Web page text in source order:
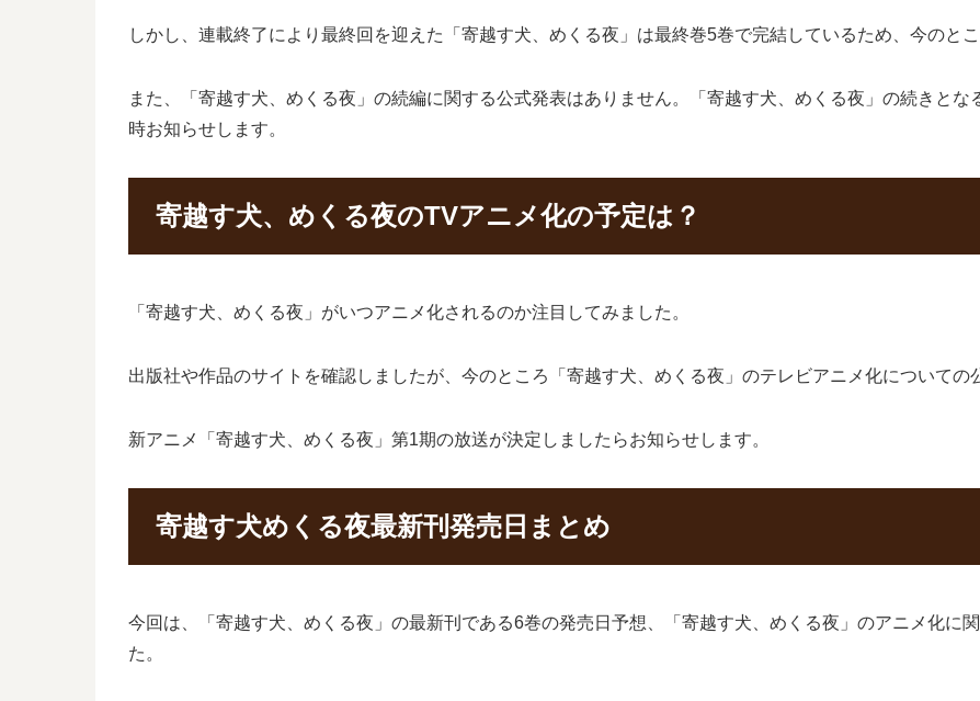
しかし、連載終了により最終回を迎えた「寄越す犬、めくる夜」は最終巻5巻で完結しているため、今のと
また、「寄越す犬、めくる夜」の続編に関する公式発表はありません。「寄越す犬、めくる夜」の続きと
時お知らせします。
寄越す犬、めくる夜のTVアニメ化の予定は？
「寄越す犬、めくる夜」がいつアニメ化されるのか注目してみました。
出版社や作品のサイトを確認しましたが、今のところ「寄越す犬、めくる夜」のテレビアニメ化についての
新アニメ「寄越す犬、めくる夜」第1期の放送が決定しましたらお知らせします。
寄越す犬めくる夜最新刊発売日まとめ
今回は、「寄越す犬、めくる夜」の最新刊である6巻の発売日予想、「寄越す犬、めくる夜」のアニメ化に
た。